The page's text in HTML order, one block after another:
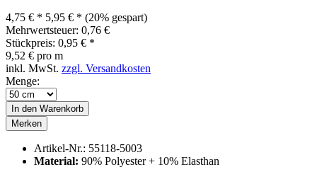
4,75 € * 5,95 € * (20% gespart)
Mehrwertsteuer: 0,76 €
Stückpreis: 0,95 € *
9,52 € pro m
inkl. MwSt. zzgl. Versandkosten
Menge:
In den Warenkorb
Merken
Artikel-Nr.: 55118-5003
Material: 90% Polyester + 10% Elasthan